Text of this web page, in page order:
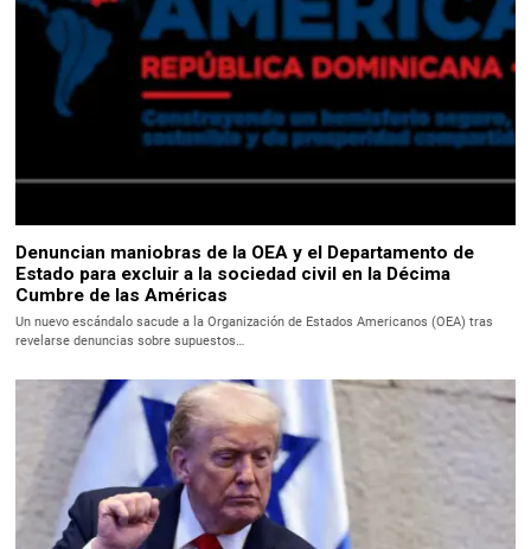
Denuncian maniobras de la OEA y el Departamento de
Estado para excluir a la sociedad civil en la Décima
Cumbre de las Américas
Un nuevo escándalo sacude a la Organización de Estados Americanos (OEA) tras
revelarse denuncias sobre supuestos…